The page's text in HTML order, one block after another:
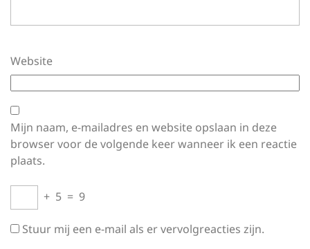
Website
Mijn naam, e-mailadres en website opslaan in deze
browser voor de volgende keer wanneer ik een reactie
plaats.
+ 5 = 9
Stuur mij een e-mail als er vervolgreacties zijn.